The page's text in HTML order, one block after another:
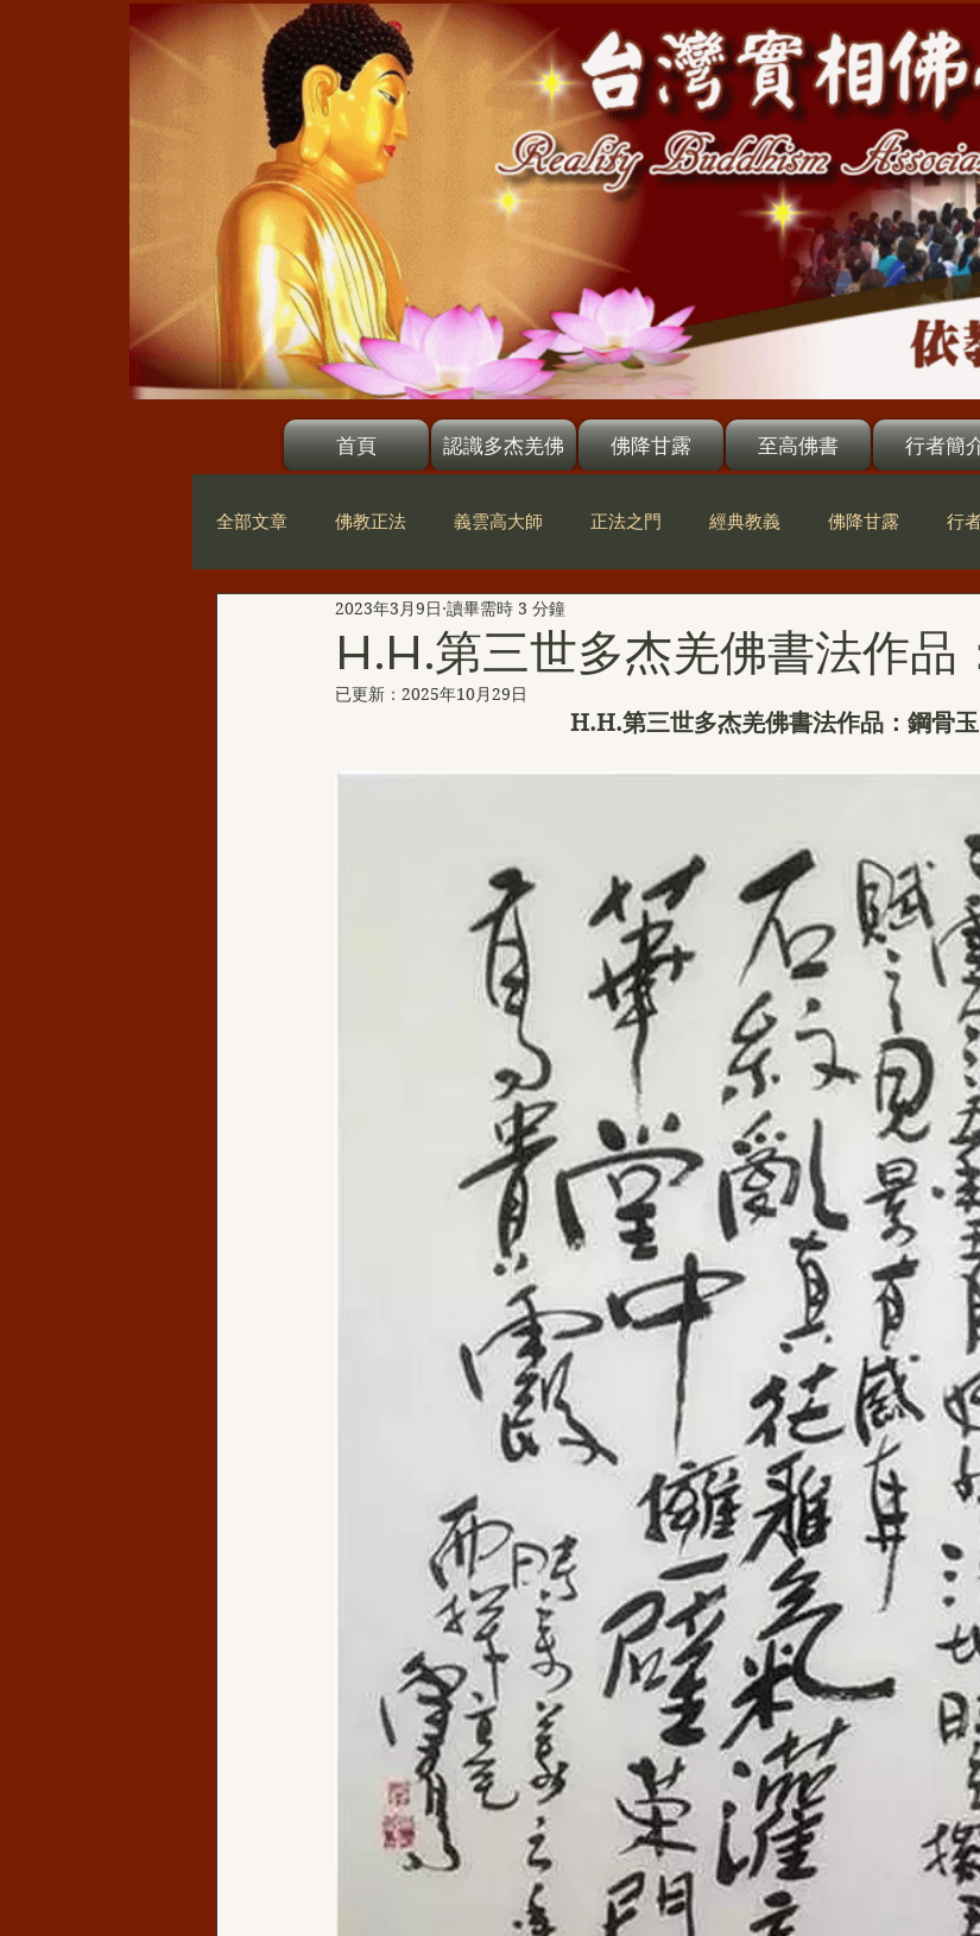
首頁 認識多杰羌佛 佛降甘露 至高佛書 行者簡
全部文章 佛教正法 義雲高大師 正法之門 經典教義 佛降甘露 行
第三世多杰羌佛辦公室公告 世界佛教總部公告
第三世多杰羌佛文化藝術館 H.H.第三世多杰
拉珍聖德 H.H.第三世多杰羌佛書法作品 金巴仁
聖天湖佛教城 聖蹟寺 南無第三世多杰羌佛經藏總集
H.H.第三世多杰羌佛書法作品
2023年3月9日 讀畢需時 3 分鐘
已更新： 2025年10月29日
H.H.第三世多杰羌佛書法作品：鋼骨玉